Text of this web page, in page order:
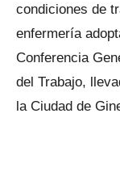
condiciones de
enfermería
Conferencia
del Trabajo,
la Ciudad de